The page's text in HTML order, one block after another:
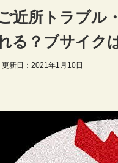
近所トラブル
る？ブサイク
新日： 2021年1月10日